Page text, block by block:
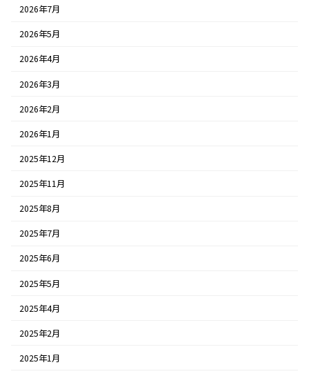
2026年7月
2026年5月
2026年4月
2026年3月
2026年2月
2026年1月
2025年12月
2025年11月
2025年8月
2025年7月
2025年6月
2025年5月
2025年4月
2025年2月
2025年1月